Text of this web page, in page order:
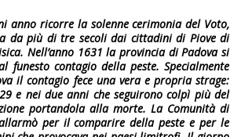
anno ricorre la solenne cerimonia del Voto,
da più di tre secoli dai cittadini di Piove di
Nell’anno 1631 la provincia di Padova si
funesto contagio della peste. Specialmente
il contagio fece una vera e propria strage:
e nei due anni che seguirono colpì più del
portandola alla morte. La Comunità di
per il comparire della peste e per le